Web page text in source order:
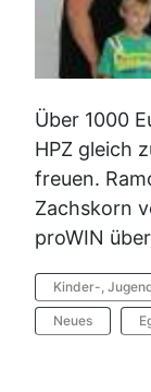
Über 1000
HPZ gleich
freuen.
Zachskorn
proWIN
Kinder-,
Neues